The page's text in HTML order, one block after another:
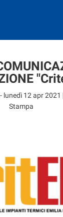
lunedì 12 apr 2021
Stampa